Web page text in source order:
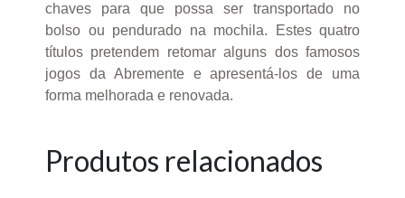
chaves para que possa ser transportado no
bolso ou pendurado na mochila. Estes quatro
títulos pretendem retomar alguns dos famosos
jogos da Abremente e apresentá-los de uma
forma melhorada e renovada.
Produtos relacionados